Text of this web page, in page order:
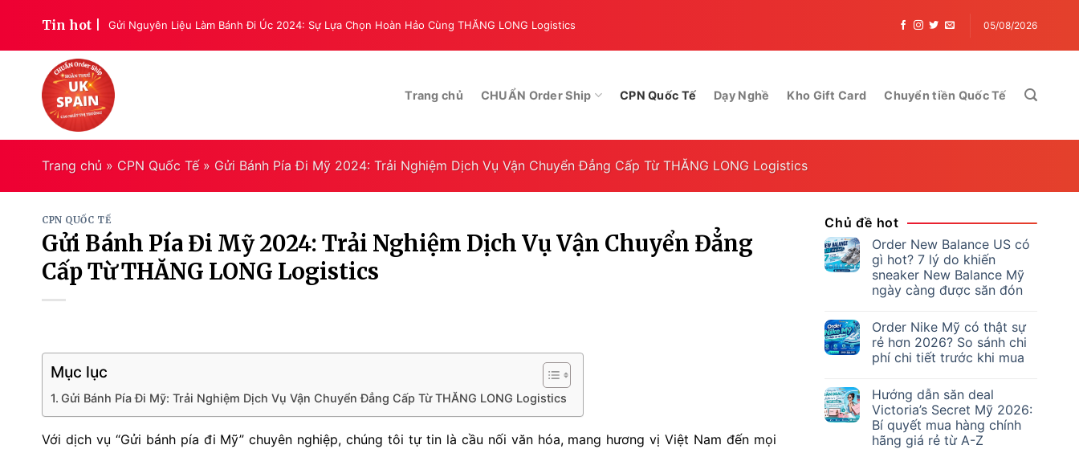
content
Tin hot |
do khiến ai cũng Gửi Nguyên Liệu Làm Bánh Đi Úc 2024: Sự Lựa Chọn Hoàn Hảo Cùng THĂNG LONG Logistics Chuyển Tiền Đi Singapore – Dịch Vụ Tốc Độ, An Toàn, Hiệu Quả Tại BM Win Win 2024
05/08/2026
Trang chủ CHUẨN Order Ship CPN Quốc Tế Dạy Nghề Kho Gift Card Chuyển tiền Quốc Tế
Trang chủ » CPN Quốc Tế» Gửi Bánh Pía Đi Mỹ 2024: Trải Nghiệm Dịch Vụ Vận Chuyển Đẳng Cấp Từ THĂNG LONG Logistics
CPN QUỐC TẾ
Gửi Bánh Pía Đi Mỹ 2024: Trải Nghiệm Dịch Vụ Vận Chuyển Đẳng
Cấp Từ THĂNG LONG Logistics
Mục lục
Gửi Bánh Pía Đi Mỹ: Trải Nghiệm Dịch Vụ Vận Chuyển Đẳng Cấp Từ THĂNG LONG Logistics
Với dịch vụ “Gửi bánh pía đi Mỹ” chuyên nghiệp, chúng tôi tự tin là cầu nối văn hóa, mang hương vị Việt Nam đến mọi
Chủ đề hot
Order New Balance US có
gì hot? 7 lý do khiến
sneaker New Balance Mỹ
ngày càng được săn đón
Order Nike Mỹ có thật sự
rẻ hơn 2026? So sánh chi
phí chi tiết trước khi mua
Hướng dẫn săn deal
Victoria’s Secret Mỹ 2026:
Bí quyết mua hàng chính
hãng giá rẻ từ A-Z